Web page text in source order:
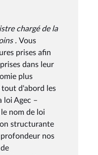
chargé de la
. Vous
prises afin
dans leur
plus
tout d'abord les
loi Agec –
nom de loi
structurante
nos